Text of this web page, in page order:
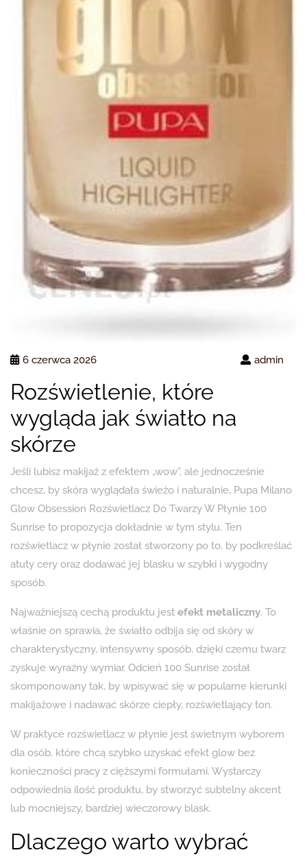
6 czerwca 2026 admin
Rozświetlenie, które
wygląda jak światło na
skórze
Jeśli lubisz makijaż z efektem „wow”, ale jednocześnie
chcesz, by skóra wyglądała świeżo i naturalnie, Pupa Milano
Glow Obsession Rozświetlacz Do Twarzy W Płynie 100
Sunrise to propozycja dokładnie w tym stylu. Ten
rozświetlacz w płynie został stworzony po to, by podkreślać
atuty cery oraz dodawać jej blasku w szybki i wygodny
sposób.
Najważniejszą cechą produktu jest efekt metaliczny. To
właśnie on sprawia, że światło odbija się od skóry w
charakterystyczny, intensywny sposób, dzięki czemu twarz
zyskuje wyraźny wymiar. Odcień 100 Sunrise został
skomponowany tak, by wpisywać się w popularne kierunki
makijażowe i nadawać skórze ciepły, rozświetlający ton.
W praktyce rozświetlacz w płynie jest świetnym wyborem
dla osób, które chcą szybko uzyskać efekt glow bez
konieczności pracy z cięższymi formułami. Wystarczy
odpowiednia ilość produktu, by stworzyć subtelny akcent
lub mocniejszy, bardziej wieczorowy blask.
Dlaczego warto wybrać